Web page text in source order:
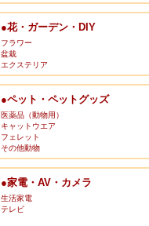
●花・ガーデン・DIY
フラワー
盆栽
エクステリア
●ペット・ペットグッズ
医薬品（動物用）
キャットウエア
フェレット
その他動物
●家電・AV・カメラ
生活家電
テレビ